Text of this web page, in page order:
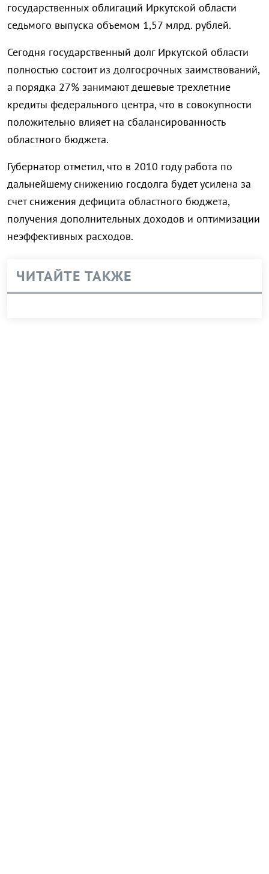
государственных облигаций Иркутской области
седьмого выпуска объемом 1,57 млрд. рублей.
Сегодня государственный долг Иркутской области
полностью состоит из долгосрочных заимствований,
а порядка 27% занимают дешевые трехлетние
кредиты федерального центра, что в совокупности
положительно влияет на сбалансированность
областного бюджета.
Губернатор отметил, что в 2010 году работа по
дальнейшему снижению госдолга будет усилена за
счет снижения дефицита областного бюджета,
получения дополнительных доходов и оптимизации
неэффективных расходов.
ЧИТАЙТЕ ТАКЖЕ